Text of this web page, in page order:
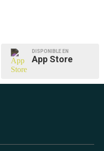
DISPONIBLE EN
App Store